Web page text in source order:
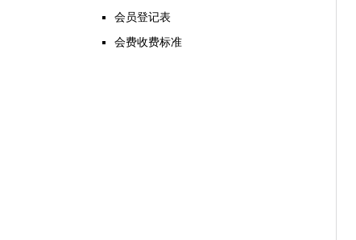
会员登记表
会费收费标准